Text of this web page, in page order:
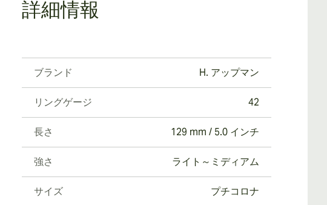
詳細情報
ブランド H. アップマン
リングゲージ 42
長さ 129 mm / 5.0 インチ
強さ ライト～ミディアム
サイズ プチコロナ